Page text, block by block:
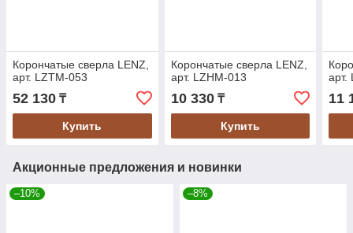
Корончатые сверла LENZ,
арт. LZTM-053
52 130 ₸
Купить
Корончатые сверла LENZ,
арт. LZHM-013
10 330₸
Купить
арт.
11
Акционные предложения и новинки
–10% –8%